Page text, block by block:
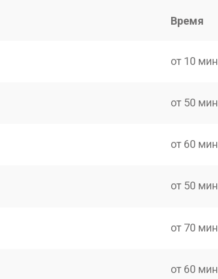
Время
от 10 мин
от 50 мин
от 60 мин
от 50 мин
от 70 мин
от 60 мин